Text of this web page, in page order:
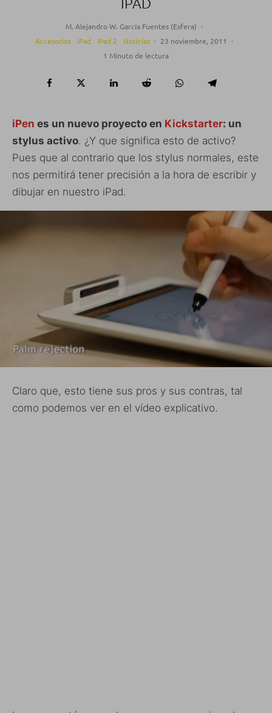
M. Alejandro W. García Fuentes (Esfera) ·
Accesorios
iPad iPad 2 Noticias · 23 noviembre, 2011
·
1 Minuto de lectura
iPen es un nuevo proyecto en Kickstarter: un
stylus activo. ¿Y que significa esto de activo?
Pues que al contrario que los stylus normales, este
nos permitirá tener precisión a la hora de escribir y
dibujar en nuestro iPad.
Claro que, esto tiene sus pros y sus contras, tal
como podemos ver en el vídeo explicativo.